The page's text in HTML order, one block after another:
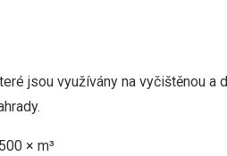
jsou využívány na vyčištěnou a
× m³